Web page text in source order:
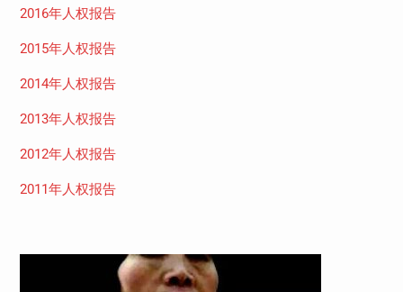
2016年人权报告
2015年人权报告
2014年人权报告
2013年人权报告
2012年人权报告
2011年人权报告